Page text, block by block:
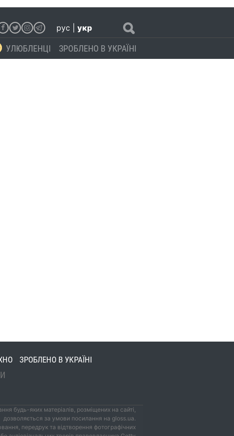
рус укр
УЛЮБЛЕНЦІ ЗРОБЛЕНО В УКРАЇНІ
ЗРОБЛЕНО В УКРАЇНІ
будь-яких матеріалів, розміщених на сайті,
дозволяється за умови посилання на gloss.ua.
передрук та відтворення фотографічних